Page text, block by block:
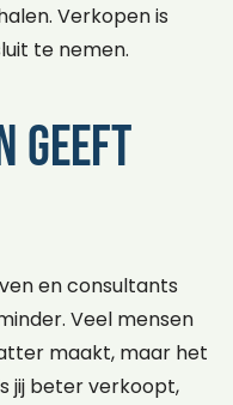
Verkopen is
te nemen.
geeft
en consultants
Veel mensen
maakt, maar het
jij beter verkoopt,